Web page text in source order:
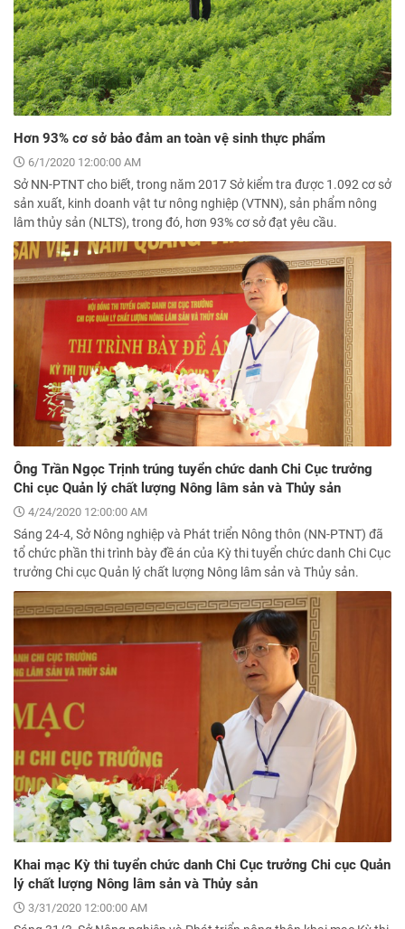
Hơn 93% cơ sở bảo đảm an toàn vệ sinh thực phẩm
6/1/2020 12:00:00 AM
Sở NN-PTNT cho biết, trong năm 2017 Sở kiểm tra được 1.092 cơ sở
sản xuất, kinh doanh vật tư nông nghiệp (VTNN), sản phẩm nông
lâm thủy sản (NLTS), trong đó, hơn 93% cơ sở đạt yêu cầu.
Ông Trần Ngọc Trịnh trúng tuyển chức danh Chi Cục trưởng
Chi cục Quản lý chất lượng Nông lâm sản và Thủy sản
4/24/2020 12:00:00 AM
Sáng 24-4, Sở Nông nghiệp và Phát triển Nông thôn (NN-PTNT) đã
tổ chức phần thi trình bày đề án của Kỳ thi tuyển chức danh Chi Cục
trưởng Chi cục Quản lý chất lượng Nông lâm sản và Thủy sản.
Khai mạc Kỳ thi tuyển chức danh Chi Cục trưởng Chi cục Quản
lý chất lượng Nông lâm sản và Thủy sản
3/31/2020 12:00:00 AM